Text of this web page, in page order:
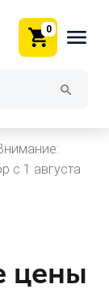
0
с 1 августа
цены